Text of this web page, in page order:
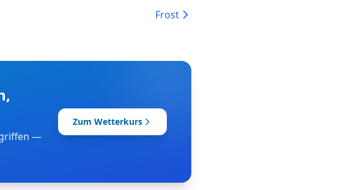
Frost
—
Zum Wetterkurs